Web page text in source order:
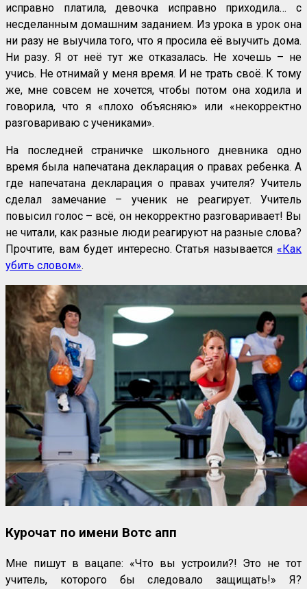
исправно платила, девочка исправно приходила… с
несделанным домашним заданием. Из урока в урок она
ни разу не выучила того, что я просила её выучить дома.
Ни разу. Я от неё тут же отказалась. Не хочешь – не
учись. Не отнимай у меня время. И не трать своё. К тому
же, мне совсем не хочется, чтобы потом она ходила и
говорила, что я «плохо объясняю» или «некорректно
разговариваю с учениками».
На последней страничке школьного дневника одно
время была напечатана декларация о правах ребенка. А
где напечатана декларация о правах учителя? Учитель
сделал замечание – ученик не реагирует. Учитель
повысил голос – всё, он некорректно разговаривает! Вы
не читали, как разные люди реагируют на разные слова?
Прочтите, вам будет интересно. Статья называется «Как
убить словом».
Курочат по имени Вотс апп
Мне пишут в вацапе: «Что вы устроили?! Это не тот
учитель, которого бы следовало защищать!» Я?